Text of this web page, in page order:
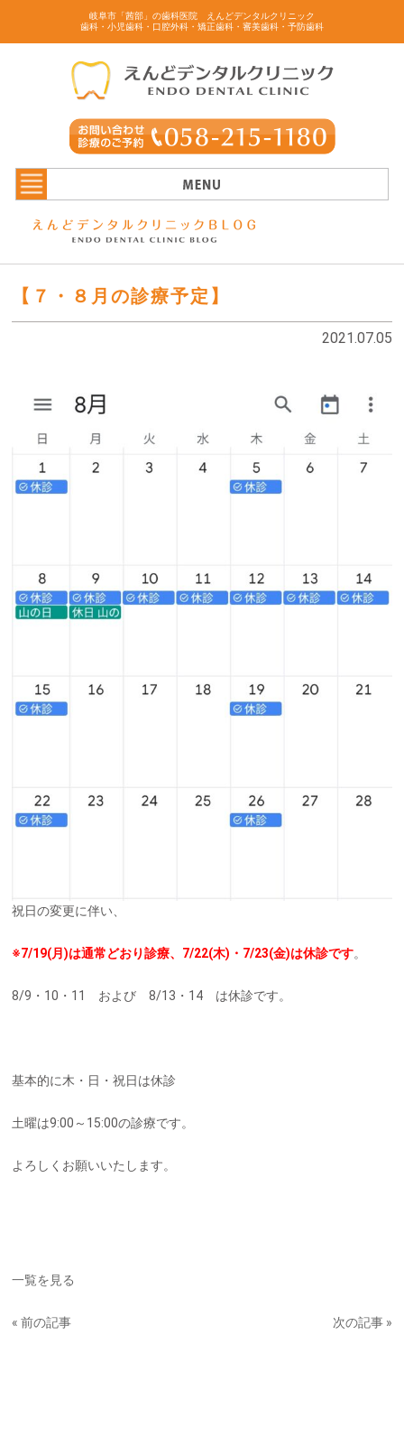
岐阜市「茜部」の歯科医院 えんどデンタルクリニック
歯科・小児歯科・口腔外科・矯正歯科・審美歯科・予防歯科
【７・８月の診療予定】
2021.07.05
祝日の変更に伴い、
※7/19(月)は通常どおり診療、7/22(木)・7/23(金)は休診です。
8/9・10・11 および 8/13・14 は休診です。
基本的に木・日・祝日は休診
土曜は9:00～15:00の診療です。
よろしくお願いいたします。
一覧を見る
« 前の記事 次の記事 »